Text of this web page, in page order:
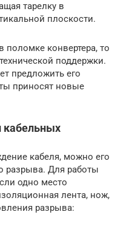
тарелку в
плоскости.
поломке конвертера, то
поддержки.
предложить его
приносят новые
кабельных
кабеля, можно его
разрыва. Для работы
одно место
лента, нож,
разрыва: